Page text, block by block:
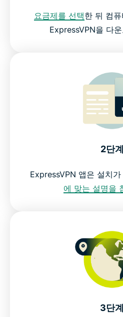
요금제를 선택한 뒤 컴
ExpressVPN을 다
2단계
ExpressVPN 앱은 설치
에 맞는 설명을
3단계